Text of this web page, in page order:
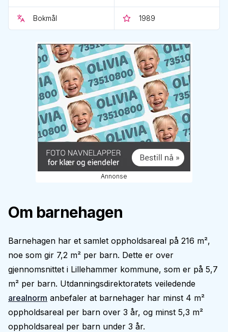
Bokmål 1989
Annonse
Om barnehagen
Barnehagen har et samlet oppholdsareal på 216 m²,
noe som gir 7,2 m² per barn. Dette er over
gjennomsnittet i Lillehammer kommune, som er på 5,7
m² per barn. Utdanningsdirektoratets veiledende
arealnorm anbefaler at barnehager har minst 4 m²
oppholdsareal per barn over 3 år, og minst 5,3 m²
oppholdsareal per barn under 3 år.